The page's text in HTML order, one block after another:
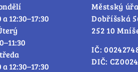
a 12:30–17:30
a 12:30–17:30
Městský
Dobříšská
252 10
IČ:
DIČ: